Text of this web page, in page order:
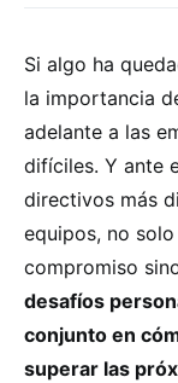
Si algo ha
la importancia
adelante a las
difíciles. Y ante
directivos más
equipos, no
compromiso
desafíos
conjunto en
superar las